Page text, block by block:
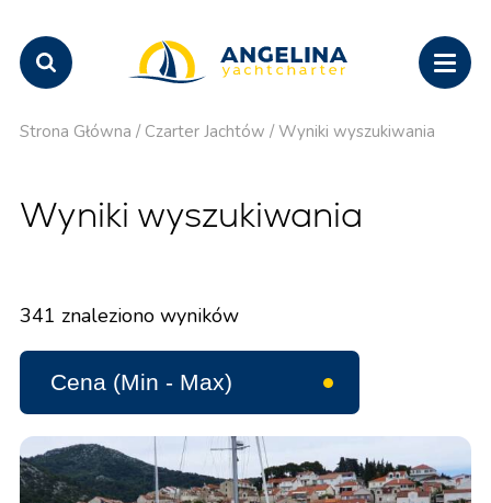
Strona Główna / Czarter Jachtów / Wyniki wyszukiwania
Wyniki wyszukiwania
341 znaleziono wyników